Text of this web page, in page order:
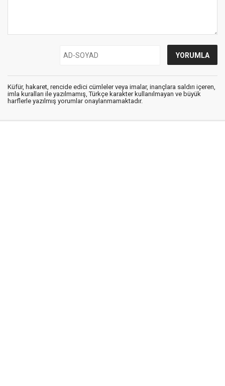
Küfür, hakaret, rencide edici cümleler veya imalar, inançlara saldırı içeren,
imla kuralları ile yazılmamış, Türkçe karakter kullanılmayan ve büyük
harflerle yazılmış yorumlar onaylanmamaktadır.